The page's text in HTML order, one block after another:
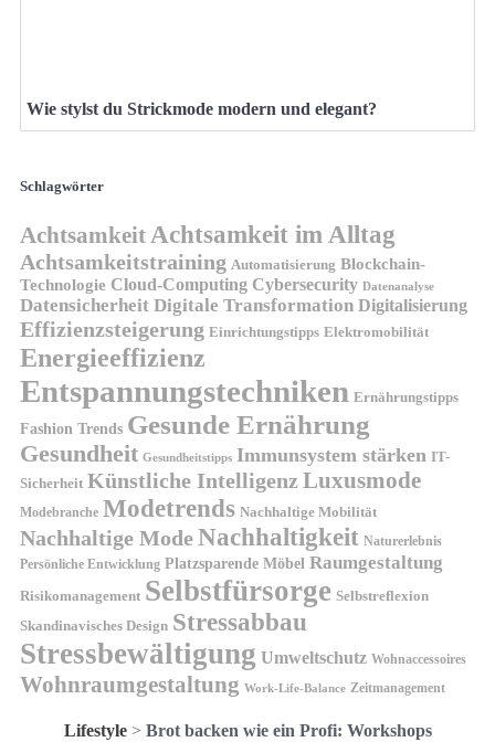
Wie stylst du Strickmode modern und elegant?
Schlagwörter
AchtsamkeitAchtsamkeit im Alltag
Achtsamkeitstraining Automatisierung Blockchain-
Technologie Cloud-Computing Cybersecurity Datenanalyse
Datensicherheit Digitale Transformation Digitalisierung
Effizienzsteigerung Einrichtungstipps Elektromobilität
Energieeffizienz
Entspannungstechniken Ernährungstipps
Fashion Trends Gesunde Ernährung
Gesundheit Gesundheitstipps Immunsystem stärken IT-
Sicherheit Künstliche IntelligenzLuxusmode
Modebranche Modetrends Nachhaltige Mobilität
Nachhaltige ModeNachhaltigkeit Naturerlebnis
Persönliche Entwicklung Platzsparende Möbel Raumgestaltung
Risikomanagement Selbstfürsorge Selbstreflexion
Skandinavisches Design Stressabbau
Stressbewältigung Umweltschutz Wohnaccessoires
Wohnraumgestaltung Work-Life-Balance Zeitmanagement
Lifestyle> Brot backen wie ein Profi: Workshops